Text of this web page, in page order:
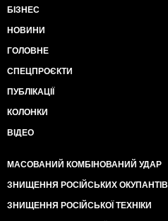
БІЗНЕС
НОВИНИ
ГОЛОВНЕ
СПЕЦПРОЄКТИ
ПУБЛІКАЦІЇ
КОЛОНКИ
ВІДЕО
МАСОВАНИЙ КОМБІНОВАНИЙ УДАР
ЗНИЩЕННЯ РОСІЙСЬКИХ ОКУПАНТІВ
ЗНИЩЕННЯ РОСІЙСЬКОЇ ТЕХНІКИ